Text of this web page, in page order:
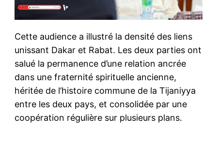
Cette audience a illustré la densité des liens
unissant Dakar et Rabat. Les deux parties ont
salué la permanence d’une relation ancrée
dans une fraternité spirituelle ancienne,
héritée de l’histoire commune de la Tijaniyya
entre les deux pays, et consolidée par une
coopération régulière sur plusieurs plans.